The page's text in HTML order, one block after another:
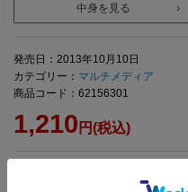
中身を見る
発売日：2013年10月10日
カテゴリー： マルチメディア
商品コード：62156301
1,210 円(税込)